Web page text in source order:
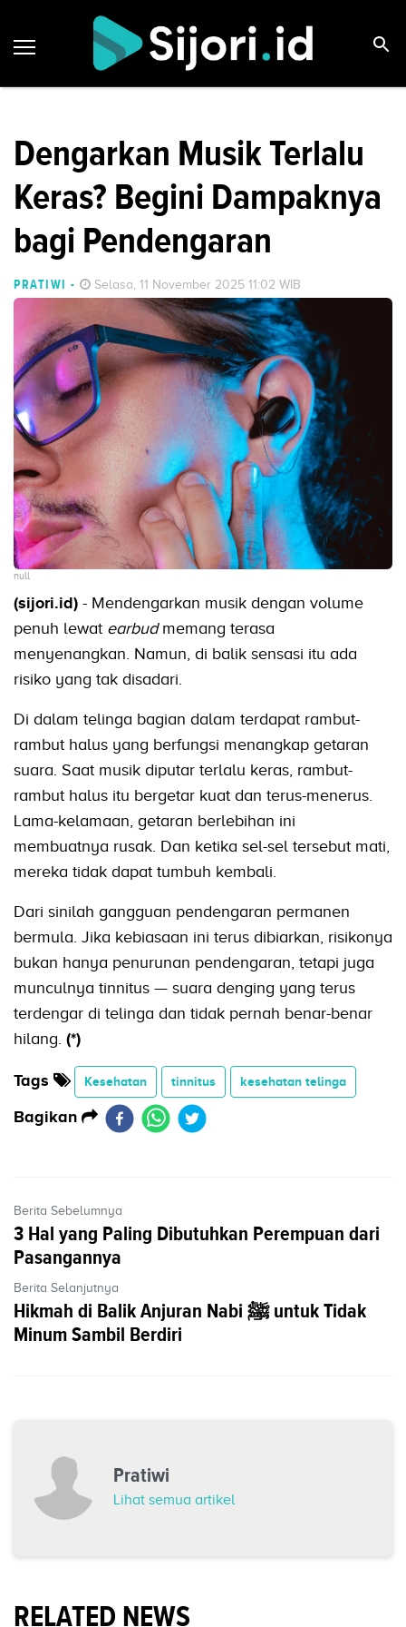
Dengarkan Musik Terlalu
Keras? Begini Dampaknya
bagi Pendengaran
PRATIWI - Selasa, 11 November 2025 11:02 WIB
null
(sijori.id) - Mendengarkan musik dengan volume
penuh lewat earbud memang terasa
menyenangkan. Namun, di balik sensasi itu ada
risiko yang tak disadari.
Di dalam telinga bagian dalam terdapat rambut-
rambut halus yang berfungsi menangkap getaran
suara. Saat musik diputar terlalu keras, rambut-
rambut halus itu bergetar kuat dan terus-menerus.
Lama-kelamaan, getaran berlebihan ini
membuatnya rusak. Dan ketika sel-sel tersebut mati,
mereka tidak dapat tumbuh kembali.
Dari sinilah gangguan pendengaran permanen
bermula. Jika kebiasaan ini terus dibiarkan, risikonya
bukan hanya penurunan pendengaran, tetapi juga
munculnya tinnitus — suara denging yang terus
terdengar di telinga dan tidak pernah benar-benar
hilang. (*)
Tags Kesehatan tinnitus kesehatan telinga
Bagikan
Berita Sebelumnya
3 Hal yang Paling Dibutuhkan Perempuan dari
Pasangannya
Berita Selanjutnya
Hikmah di Balik Anjuran Nabi ﷺ untuk Tidak
Minum Sambil Berdiri
Pratiwi
Lihat semua artikel
RELATED NEWS